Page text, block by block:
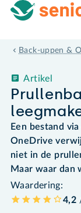
Back-uppen &
Artikel
Een bestand
OneDrive
niet in de
Maar waar dan
Waardering:
4,2